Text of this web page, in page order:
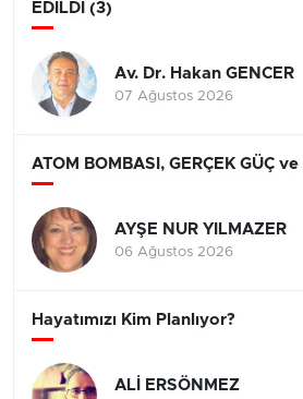
EDİLDİ (3)
Av. Dr. Hakan GENCER
07 Ağustos 2026
ATOM BOMBASI, GERÇEK GÜÇ
AYŞE NUR YILMAZER
06 Ağustos 2026
Hayatımızı Kim Planlıyor?
ALİ ERSÖNMEZ